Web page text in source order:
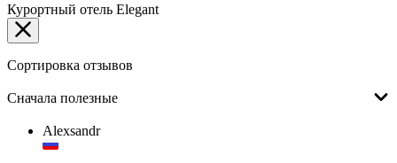
Курортный отель Elegant
Сортировка отзывов
Сначала полезные
Alexsandr